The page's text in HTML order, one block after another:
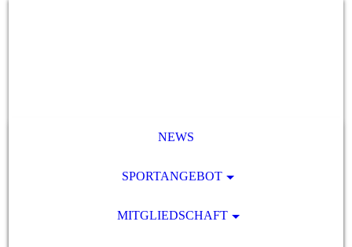
NEWS
SPORTANGEBOT
MITGLIEDSCHAFT